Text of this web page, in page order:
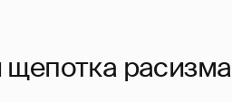
щепотка расизма